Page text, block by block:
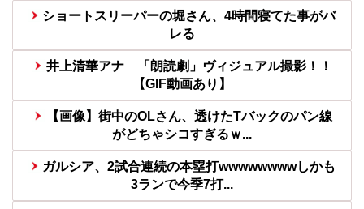
ショートスリーパーの堀さん、4時間寝てた事がバ
レる
井上清華アナ 「朗読劇」ヴィジュアル撮影！！
【GIF動画あり】
【画像】街中のOLさん、透けたTバックのパン線
がどちゃシコすぎるｗ...
ガルシア、2試合連続の本塁打wwwwwwwwしかも
3ランで今季7打...